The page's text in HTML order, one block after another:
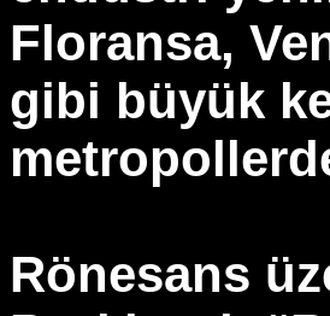
Floransa,
gibi büyük
Rönesans